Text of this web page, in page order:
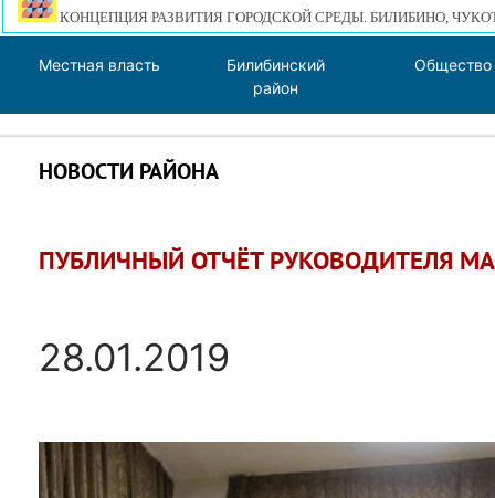
КОНЦЕПЦИЯ РАЗВИТИЯ ГОРОДСКОЙ СРЕДЫ. БИЛИБИНО,
Местная власть
Билибинский
район
Общество
НОВОСТИ РАЙОНА
ПУБЛИЧНЫЙ ОТЧЁТ РУКОВОДИТЕЛЯ
28.01.2019